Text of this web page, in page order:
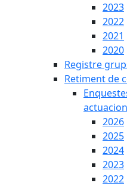
2023
2022
2021
2020
Registre
Retiment de
2026
2025
2024
2023
2022